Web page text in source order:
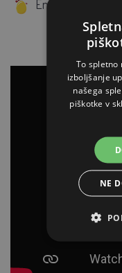
Enostavna
To spletno
izboljšanje
našega
piškotke v
NE